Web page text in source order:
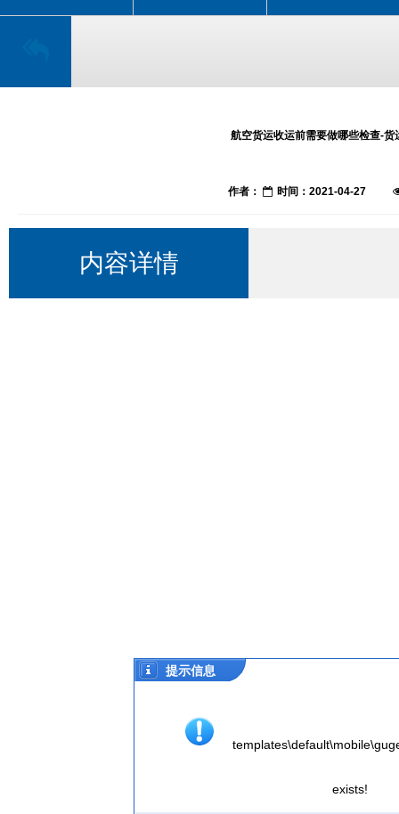
航空货运收运前需要做哪些检查-货
作者： 时间：2021-04-27
内容详情
提示信息
exists!